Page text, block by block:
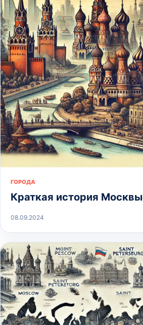
ГОРОДА
Краткая история Москвы
08.09.2024